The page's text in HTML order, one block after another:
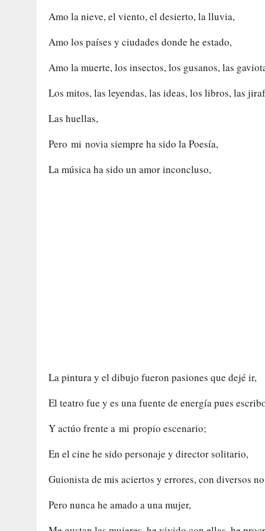
Amo la nieve, el viento, el desierto, la lluvia,
Amo los países y ciudades donde he estado,
Amo la muerte, los insectos, los gusanos, las
Los mitos, las leyendas, las ideas, los libros, las
Las huellas,
Pero mi novia siempre ha sido la Poesía,
La música ha sido un amor inconcluso,
La pintura y el dibujo fueron pasiones que dejé ir,
El teatro fue y es una fuente de energía pues
Y actúo frente a mi propio escenario;
En el cine he sido personaje y director solitario,
Guionista de mis aciertos y errores, con diversos
Pero nunca he amado a una mujer,